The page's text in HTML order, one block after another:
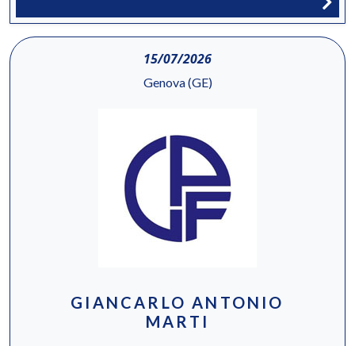
15/07/2026
Genova (GE)
GIANCARLO ANTONIO
MARTI